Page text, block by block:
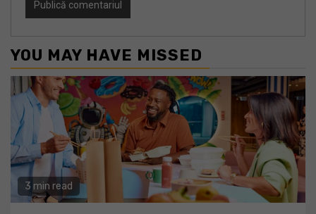
YOU MAY HAVE MISSED
3 min read